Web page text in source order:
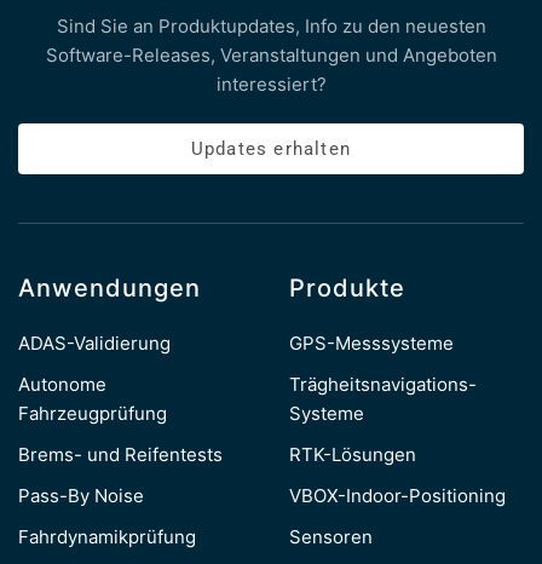
Sind Sie an Produktupdates, Info zu den neuesten
Software-Releases, Veranstaltungen und Angeboten
interessiert?
Updates erhalten
Anwendungen
ADAS-Validierung
Autonome
Fahrzeugprüfung
Brems- und Reifentests
Pass-By Noise
Fahrdynamikprüfung
Produkte
GPS-Messsysteme
Trägheitsnavigations-
Systeme
RTK-Lösungen
VBOX-Indoor-Positioning
Sensoren